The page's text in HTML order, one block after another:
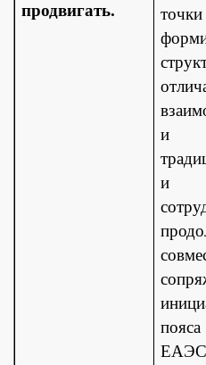
продвигать.
и
и